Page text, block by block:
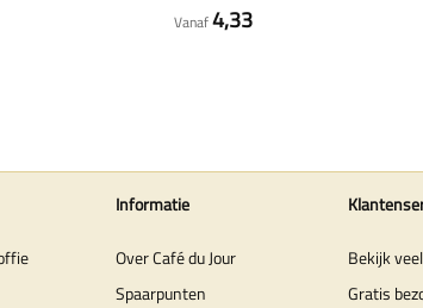
Vanaf4,33
Informatie
Over Café du Jour
Spaarpunten
Bekijk
Gratis